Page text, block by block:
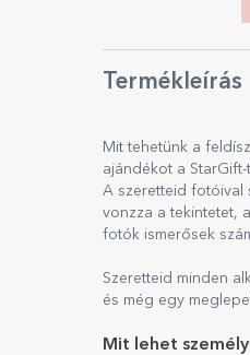
Termékleírás
Mit tehetünk a
ajándékot a
A szeretteid fotóival
vonzza a tekintetet,
fotók ismerősek
Szeretteid minden
és még egy
Mit lehet